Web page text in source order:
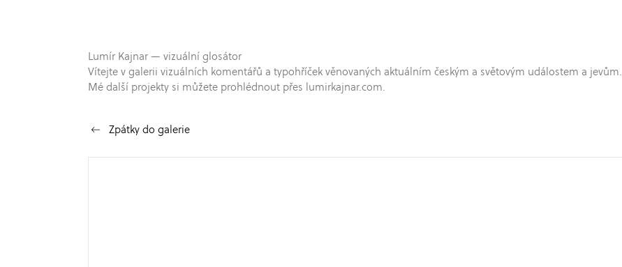
Lumír Kajnar — vizuální glosátor
Vítejte v galerii vizuálních komentářů a typohříček věnovaných aktuálním českým a světovým událostem a jevům.
Mé další projekty si můžete prohlédnout přes lumirkajnar.com.
Zpátky do galerie